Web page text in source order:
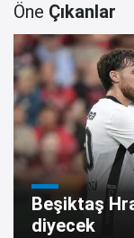
Öne Çıkanlar
Beşiktaş
diyecek